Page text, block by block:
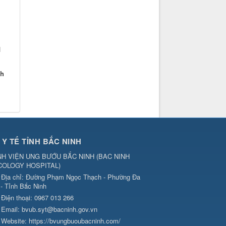
TẾ TỈNH BẮC NINH
VIỆN UNG BƯỚU BẮC NINH (BAC NINH
HOSPITAL)
Địa chỉ: Đường Phạm Ngọc Thạch - Phường Đa
Tỉnh Bắc Ninh
Điện thoại: 0967 013 266
Email: bvub.syt@bacninh.gov.vn
Website: https://bvungbuoubacninh.com/